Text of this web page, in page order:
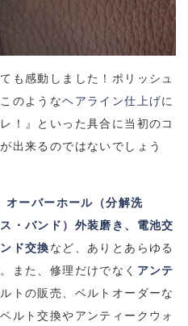
も感動しました！ポリッシュ
のようなヘアライン仕上げに
！』といった具合に当初のコ
出来るのではないでしょう
オーバーホール（分解洗
・バンド）外装磨き 、 電池交
ド交換など、ありとあらゆる
また、修理だけでなく アンテ
ルトの販売、ベルトオーダーな
ベルト交換やアンティークウォ